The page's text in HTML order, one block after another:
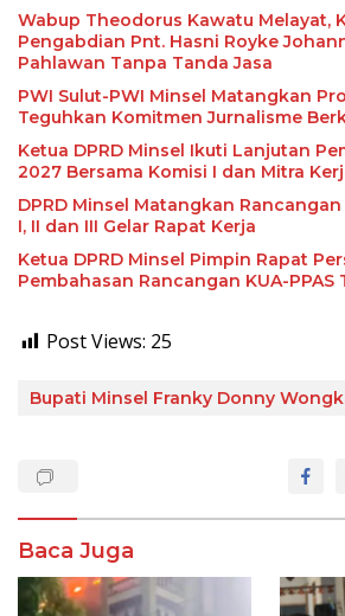
Wabup Theodorus Kawatu Melayat,
Pengabdian Pnt. Hasni Royke
Pahlawan Tanpa Tanda Jasa
PWI Sulut-PWI Minsel Matangkan
Teguhkan Komitmen Jurnalisme
Ketua DPRD Minsel Ikuti Lanjutan
2027 Bersama Komisi I dan Mitra
DPRD Minsel Matangkan Rancangan
I, II dan III Gelar Rapat Kerja
Ketua DPRD Minsel Pimpin Rapat
Pembahasan Rancangan KUA-PPAS
Post Views: 25
Bupati Minsel Franky Donny
Baca Juga